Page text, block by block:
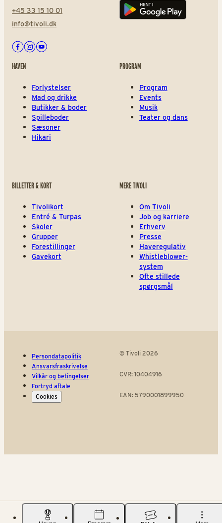
+45 33 15 10 01
info@tivoli.dk
Facebook
Instagram
Youtube
Play store
HAVEN
Forlystelser
Mad og drikke
Butikker & boder
Spilleboder
Sæsoner
Hikari
PROGRAM
Program
Events
Musik
Teater og dans
BILLETTER & KORT
Tivolikort
Entré & Turpas
Skoler
Grupper
Forestillinger
Gavekort
MERE TIVOLI
Om Tivoli
Job og karriere
Erhverv
Presse
Haveregulativ
Whistleblower-
system
Ofte stillede
spørgsmål
Persondatapolitik
Ansvarsfraskrivelse
Vilkår og betingelser
Fortryd aftale
Cookies
© Tivoli 2026
CVR: 10404916
EAN: 5790001899950